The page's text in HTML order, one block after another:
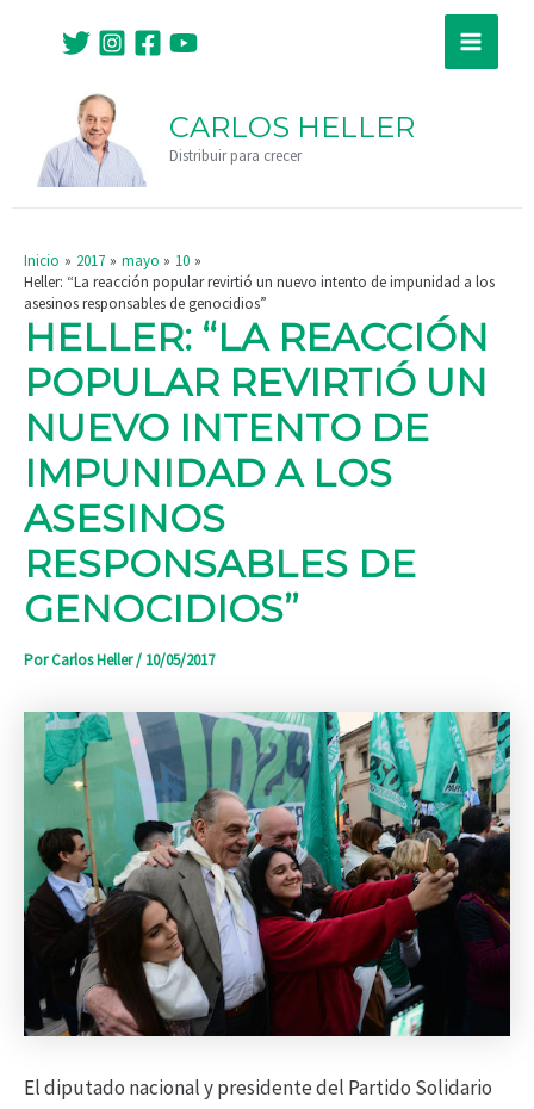
contenido
Main
CARLOS HELLER
Distribuir para crecer
Inicio 2017 mayo
10
Heller: “La reacción popular revirtió un nuevo intento de impunidad a los
asesinos responsables de genocidios”
HELLER: “LA REACCIÓN
POPULAR REVIRTIÓ UN
NUEVO INTENTO DE
IMPUNIDAD A LOS
ASESINOS
RESPONSABLES DE
GENOCIDIOS”
PorCarlos Heller/ 10/05/2017
El diputado nacional y presidente del Partido Solidario
entradas